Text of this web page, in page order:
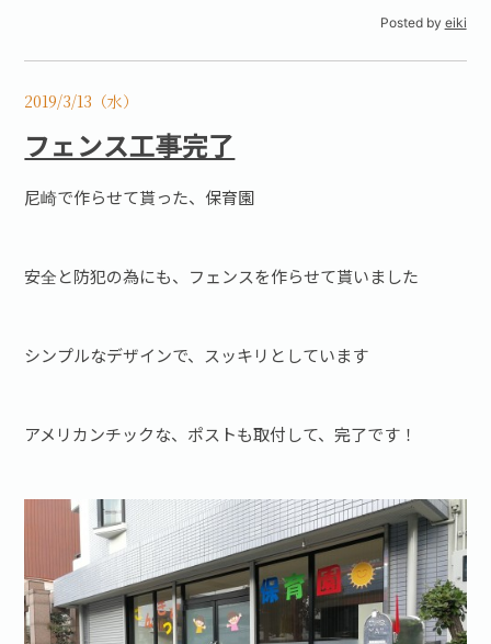
Posted by eiki
2019/3/13（水）
フェンス工事完了
尼崎で作らせて貰った、保育園
安全と防犯の為にも、フェンスを作らせて貰いました
シンプルなデザインで、スッキリとしています
アメリカンチックな、ポストも取付して、完了です！